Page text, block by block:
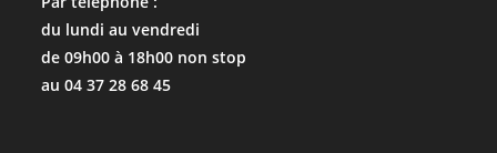
du lundi au vendredi
de 09h00 à 18h00 non stop
au 04 37 28 68 45